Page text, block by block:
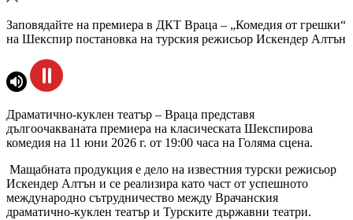
Заповядайте на премиера в ДКТ Враца – „Комедия от грешки“
на Шекспир постановка на турския режисьор Искендер Алтън
Драматично-куклен театър – Враца представя
дългоочакваната премиера на класическата Шекспирова
комедия на 11 юни 2026 г. от 19:00 часа на Голяма сцена.
Мащабната продукция е дело на известния турски режисьор
Искендер Алтън и се реализира като част от успешното
международно сътрудничество между Врачанския
драматично-куклен театър и Турските държавни театри.